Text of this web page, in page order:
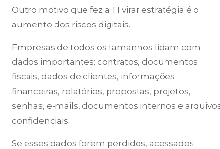
Outro motivo que fez a TI virar estratégia é o
aumento dos riscos digitais.
Empresas de todos os tamanhos lidam com
dados importantes: contratos, documentos
fiscais, dados de clientes, informações
financeiras, relatórios, propostas, projetos,
senhas, e-mails, documentos internos e
confidenciais.
Se esses dados forem perdidos, acessados